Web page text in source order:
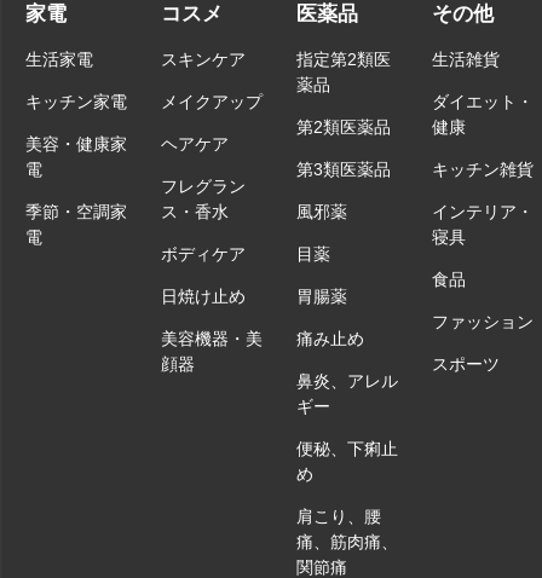
家電
生活家電
キッチン家電
美容・健康家
電
季節・空調家
電
コスメ
スキンケア
メイクアップ
ヘアケア
フレグラン
ス・香水
ボディケア
日焼け止め
美容機器・美
顔器
医薬品
指定第2類医
薬品
第2類医薬品
第3類医薬品
風邪薬
目薬
胃腸薬
痛み止め
鼻炎、アレル
ギー
便秘、下痢止
め
肩こり、腰
痛、筋肉痛、
関節痛
その他
生活雑貨
ダイエット・
健康
キッチン雑貨
インテリア・
寝具
食品
ファッション
スポーツ